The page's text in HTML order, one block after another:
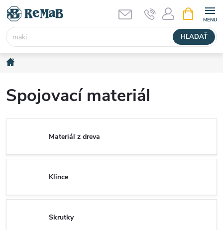
Prejsť
obsah
HĽADAŤ
KOŠÍK
Spojovací materiál
Materiál z dreva
Klince
Skrutky